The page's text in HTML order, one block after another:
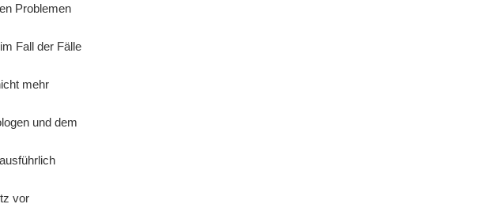
Problemen
Fall der Fälle
mehr
und dem
vor